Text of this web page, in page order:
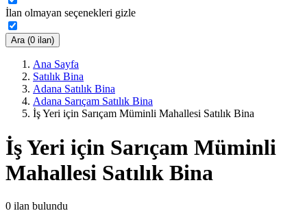
İlan olmayan seçenekleri gizle
Ara (0 ilan)
Ana Sayfa
Satılık Bina
Adana Satılık Bina
Adana Sarıçam Satılık Bina
İş Yeri için Sarıçam Müminli Mahallesi Satılık Bina
İş Yeri için Sarıçam Müminli
Mahallesi Satılık Bina
0 ilan bulundu